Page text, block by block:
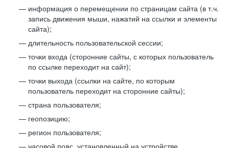
информация о перемещении по страницам сайта (в т.ч.
запись движения мыши, нажатий на ссылки и элементы
сайта);
длительность пользовательской сессии;
точки входа (сторонние сайты, с которых пользователь
по ссылке переходит на сайт);
точки выхода (ссылки на сайте, по которым
пользователь переходит на сторонние сайты);
страна пользователя;
геопозицию;
регион пользователя;
часовой пояс, установленный на устройстве